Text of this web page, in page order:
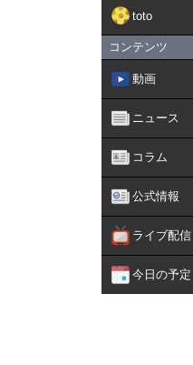
toto
コンテンツ
動画
ニュース
コラム
公式情報
ライブ配信
今日の予定